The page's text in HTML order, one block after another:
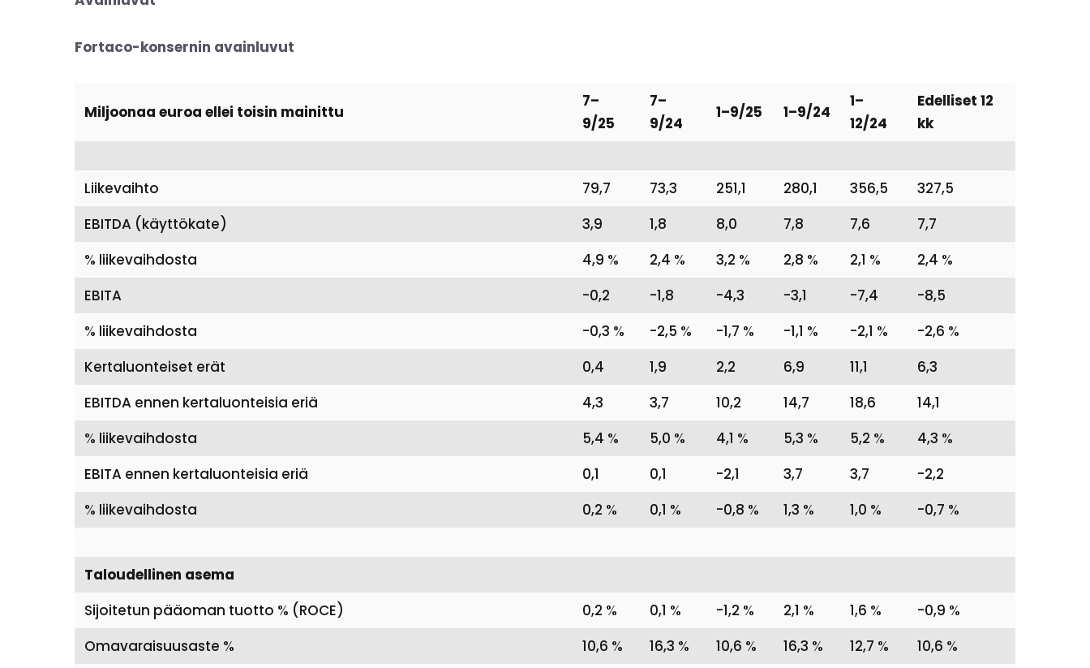
Fortaco-konsernin avainluvut
Miljoonaa euroa ellei toisin mainittu
7–
9/25
7–
9/24
1–9/25 1–9/24
1–
12/24
Edelliset 12
kk
Liikevaihto 79,7 73,3 251,1 280,1 356,5
327,5
EBITDA (käyttökate)
3,9 1,8 8,0 7,8 7,6
7,7
% liikevaihdosta
4,9 % 2,4 % 3,2 % 2,8 % 2,1 %
2,4 %
EBITA
-0,2 -1,8 -4,3 -3,1 -7,4
-8,5
% liikevaihdosta
-0,3 % -2,5 % -1,7 % -1,1 % -2,1 %
-2,6 %
Kertaluonteiset erät
0,4 1,9 2,2 6,9 11,1
6,3
EBITDA ennen kertaluonteisia eriä
4,3 3,7 10,2 14,7 18,6
14,1
% liikevaihdosta
5,4 % 5,0 % 4,1 % 5,3 % 5,2 %
4,3 %
EBITA ennen kertaluonteisia eriä
0,1 0,1 -2,1 3,7 3,7
-2,2
% liikevaihdosta
0,2 % 0,1 % -0,8 % 1,3 % 1,0 % -0,7 %
Taloudellinen asema
Sijoitetun pääoman tuotto % (ROCE)
0,2 % 0,1 % -1,2 % 2,1 % 1,6 %
-0,9 %
Omavaraisuusaste %
10,6 % 16,3 % 10,6 % 16,3 % 12,7 % 10,6 %